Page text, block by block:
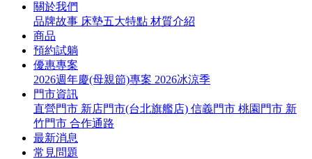
關於我們
品牌故事 床墊五大特點 材質介紹
商品
預約試躺
優惠專案
2026週年慶(母親節)專案 2026冰涼季
門市資訊
直營門市 新店門市(台北旗艦店) 信義門市 桃園門市 新
竹門市 合作通路
最新消息
常見問題